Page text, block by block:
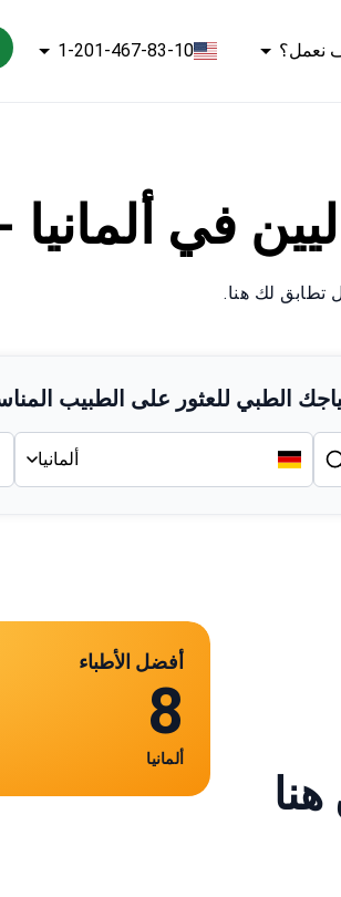
نعمل؟ 1-201-467-83-10
ألمانيا - توب
تطابق لك هنا.
الطبي للعثور على الطبيب
ألمانيا
أفضل الأطباء
8
ألمانيا